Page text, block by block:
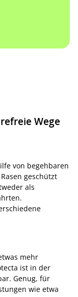
Wege
von begehbaren
geschützt
als
mehr
ist in der
Genug, für
wie etwa